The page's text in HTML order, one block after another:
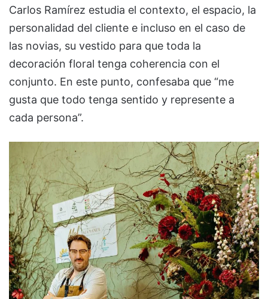
Carlos Ramírez estudia el contexto, el espacio, la
personalidad del cliente e incluso en el caso de
las novias, su vestido para que toda la
decoración floral tenga coherencia con el
conjunto. En este punto, confesaba que “me
gusta que todo tenga sentido y represente a
cada persona”.